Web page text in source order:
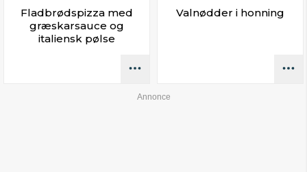
Fladbrødspizza med
græskarsauce og
italiensk pølse
Valnødder i honning